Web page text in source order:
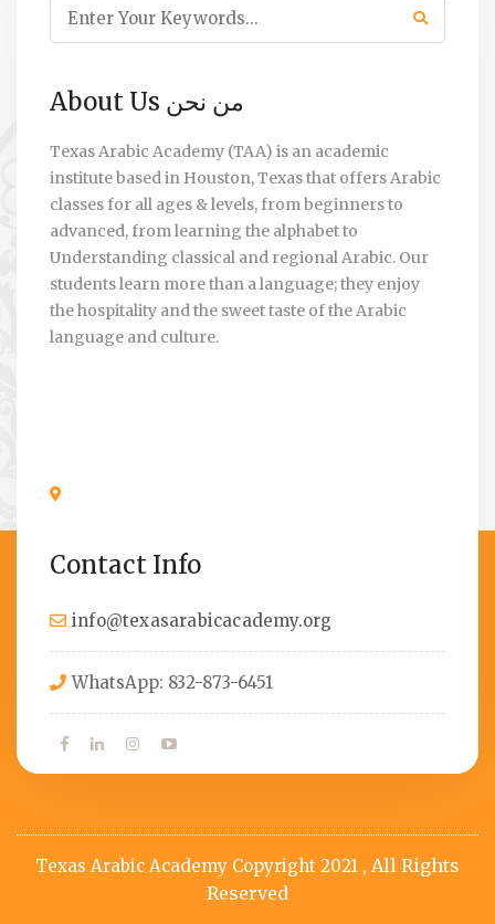
About Us من نحن
Texas Arabic Academy (TAA) is an academic
institute based in Houston, Texas that offers Arabic
classes for all ages & levels, from beginners to
advanced, from learning the alphabet to
Understanding classical and regional Arabic. Our
students learn more than a language; they enjoy
the hospitality and the sweet taste of the Arabic
language and culture.
Contact Info
info@texasarabicacademy.org
WhatsApp: 832-873-6451
Texas Arabic Academy Copyright 2021 , All Rights
Reserved